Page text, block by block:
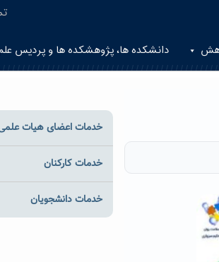
دانشکده ها، پژوهشکده ها و پردیس
خدمات اعضای هیات
خدمات کارکنان
خدمات دانشجویان